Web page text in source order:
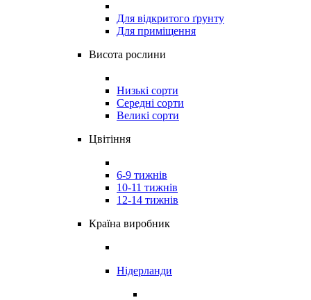
Для відкритого ґрунту
Для приміщення
Висота рослини
Низькі сорти
Середні сорти
Великі сорти
Цвітіння
6-9 тижнів
10-11 тижнів
12-14 тижнів
Країна виробник
Нідерланди